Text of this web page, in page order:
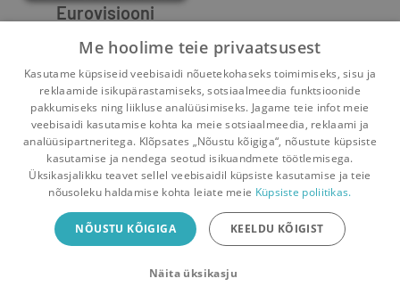
Eurovisiooni
lauluvõistlus läbi
Olav Pihlamägi
3 0
Pealehele Ostukorv Sõnumid Teated Konto
Raamatuvahetuse mobiiliäpp
Vaheta raamatuid veelgi mugavamalt!
Me hoolime teie privaatsusest
Kasutame küpsiseid veebisaidi nõuetekohaseks toimimiseks, sisu ja
reklaamide isikupärastamiseks, sotsiaalmeedia funktsioonide
pakkumiseks ning liikluse analüüsimiseks. Jagame teie infot meie
veebisaidi kasutamise kohta ka meie sotsiaalmeedia, reklaami ja
analüüsipartneritega. Klõpsates „Nõustu kõigiga“, nõustute küpsiste
kasutamise ja nendega seotud isikuandmete töötlemisega.
Üksikasjalikku teavet sellel veebisaidil küpsiste kasutamise ja teie
nõusoleku haldamise kohta leiate meie Küpsiste poliitikas.
NÕUSTU KÕIGIGA KEELDU KÕIGIST
Näita üksikasju